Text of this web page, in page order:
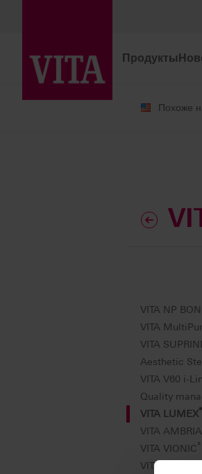
Продукты
Похоже
VITA NP
VITA
VITA
Aesthetic
VITA V60 i-
Quality
VITA LUMEX®
VITA AMBRIA
VITA VIONIC ®
VITA AKZENT